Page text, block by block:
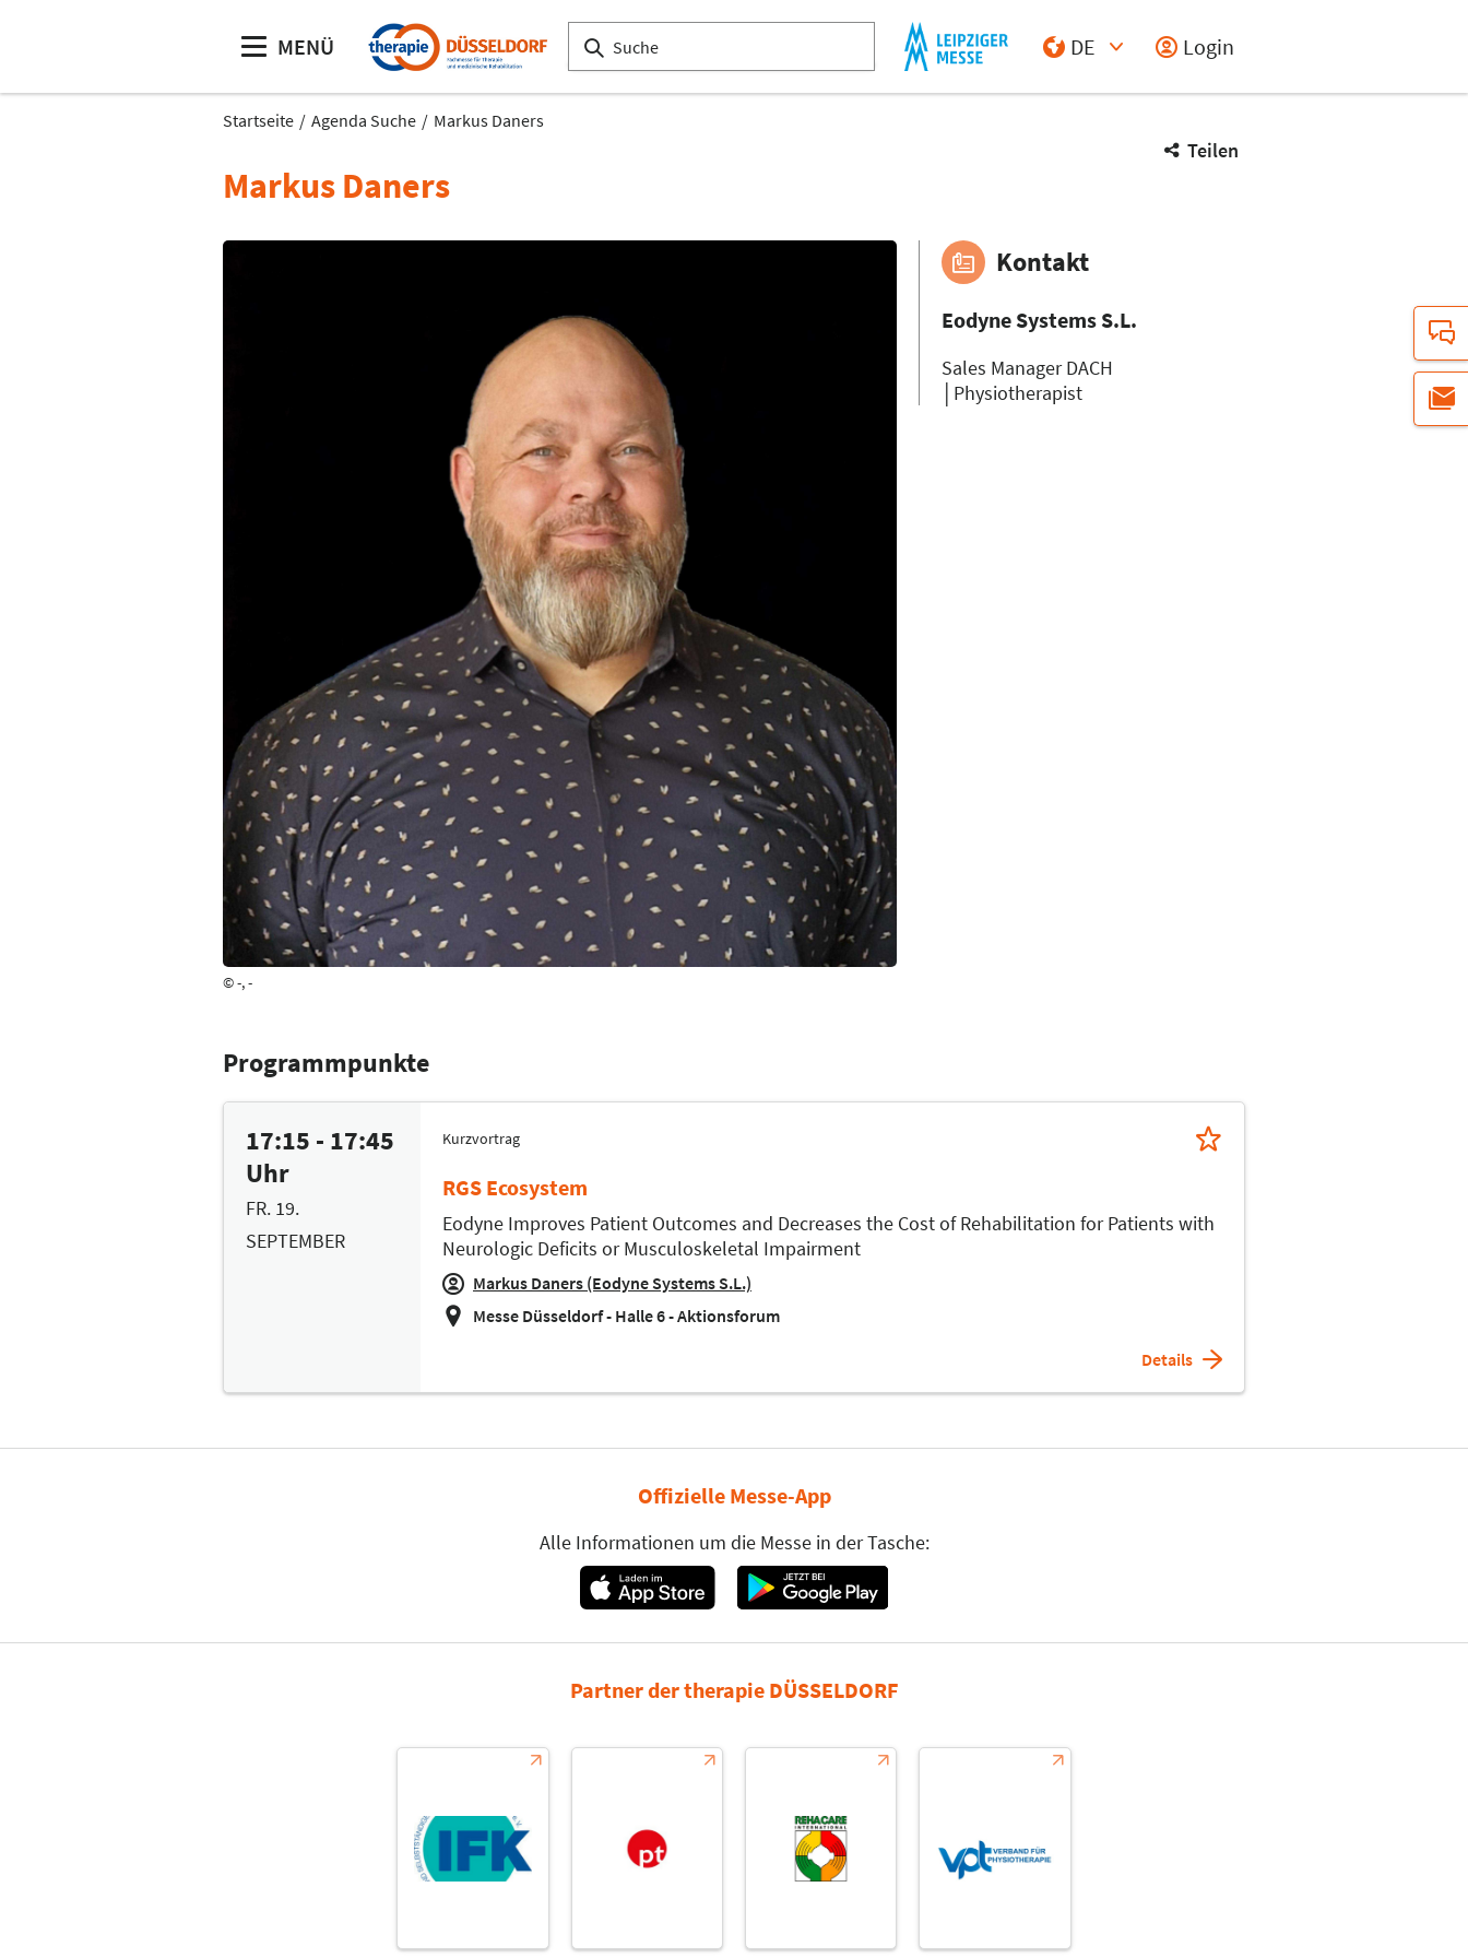
MENÜ
DE
Login
Startseite Agenda Suche Markus Daners
Teilen
Markus Daners
© -, -
Kontakt
Eodyne Systems S.L.
Sales Manager DACH
│Physiotherapist
Programmpunkte
17:15 - 17:45
Uhr
FR. 19.
SEPTEMBER
Kurzvortrag
RGS Ecosystem
Eodyne Improves Patient Outcomes and Decreases the Cost of Rehabilitation for Patients with
Neurologic Deficits or Musculoskeletal Impairment
Markus Daners (Eodyne Systems S.L.)
Messe Düsseldorf - Halle 6 - Aktionsforum
Details
Offizielle Messe-App
Alle Informationen um die Messe in der Tasche:
Partner der therapie DÜSSELDORF